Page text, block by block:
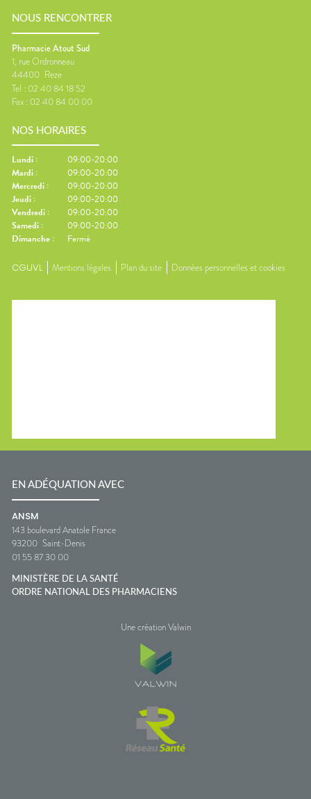
NOUS RENCONTRER
Pharmacie Atout Sud
1, rue Ordronneau
44400 Reze
Tel : 02 40 84 18 52
Fax : 02 40 84 00 00
NOS HORAIRES
Lundi :
09:00-20:00
Mardi :
09:00-20:00
Mercredi :
09:00-20:00
Jeudi :
09:00-20:00
Vendredi :
09:00-20:00
Samedi :
09:00-20:00
Dimanche : Fermé
CGUVL Mentions légales Plan du site Données personnelles et cookies
EN ADÉQUATION AVEC
ANSM
143 boulevard Anatole France
93200 Saint-Denis
01 55 87 30 00
MINISTÈRE DE LA SANTÉ
ORDRE NATIONAL DES PHARMACIENS
Une création Valwin